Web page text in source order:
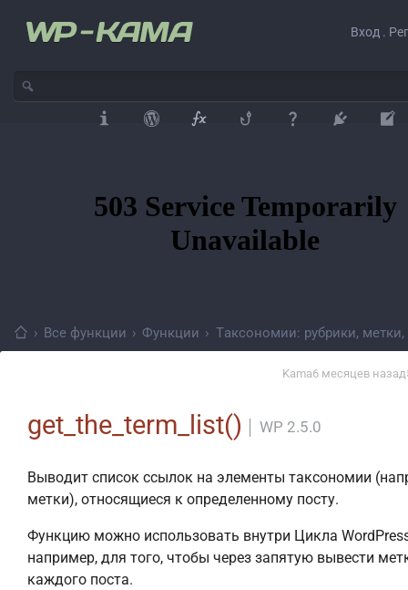
Вход .
› Все функции › Функции › Таксономии: рубрики, метки,
Kama6 месяцев назад
get_the_term_list() WP 2.5.0
Выводит список ссылок на элементы таксономии
метки), относящиеся к определенному посту.
Функцию можно использовать внутри Цикла
например, для того, чтобы через запятую вывести
каждого поста.